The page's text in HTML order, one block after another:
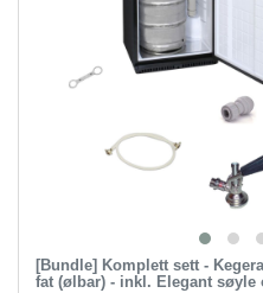
[Bundle] Komplett sett -
fat (ølbar) - inkl. Elegant søyle